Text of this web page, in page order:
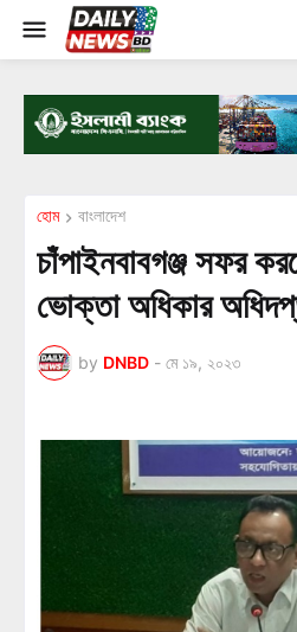
হোম বাংলাদেশ
চাঁপাইনবাবগঞ্জ সফর
ভোক্তা অধিকার
by DNBD - মে ১৯, ২০২৩